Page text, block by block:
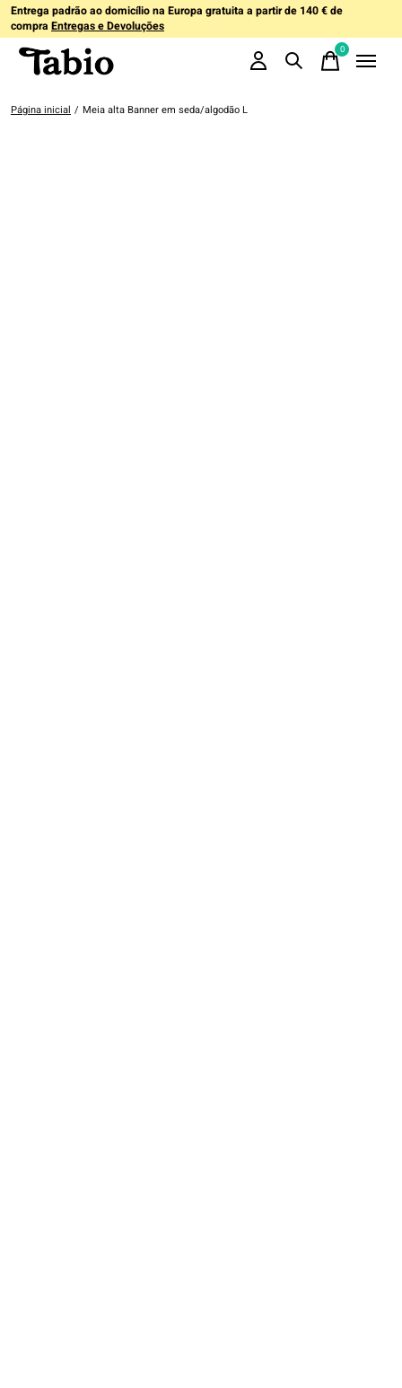
Entrega padrão ao domicílio na Europa gratuita a partir de 140 € de
compra Entregas e Devoluções
0items
Página inicial / Meia alta Banner em seda/algodão L